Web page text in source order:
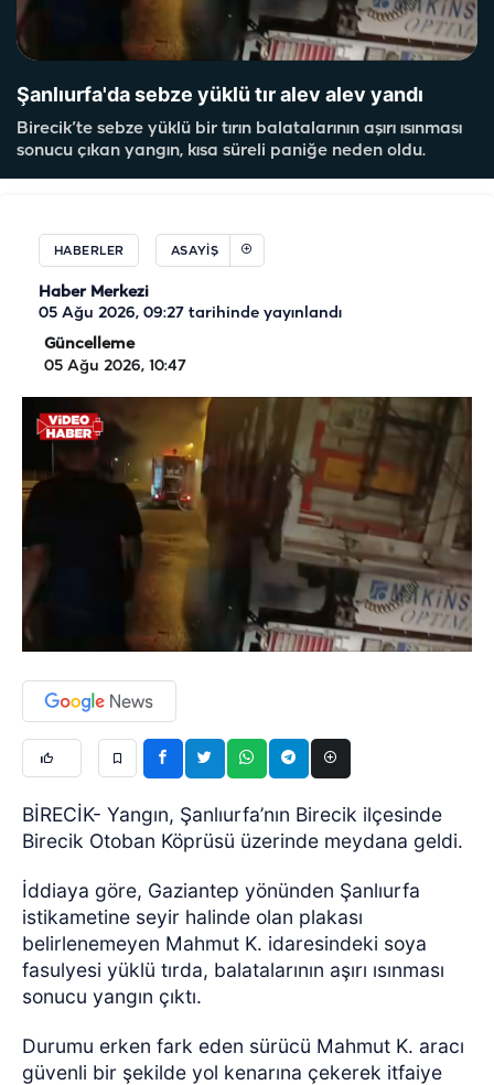
Şanlıurfa'da sebze yüklü tır alev alev yandı
Birecik’te sebze yüklü bir tırın balatalarının aşırı ısınması
sonucu çıkan yangın, kısa süreli paniğe neden oldu.
HABERLER ASAYIŞ
Haber Merkezi
05 Ağu 2026, 09:27 tarihinde yayınlandı
Güncelleme
05 Ağu 2026, 10:47
BİRECİK- Yangın, Şanlıurfa’nın Birecik ilçesinde
Birecik Otoban Köprüsü üzerinde meydana geldi.
İddiaya göre, Gaziantep yönünden Şanlıurfa
istikametine seyir halinde olan plakası
belirlenemeyen Mahmut K. idaresindeki soya
fasulyesi yüklü tırda, balatalarının aşırı ısınması
sonucu yangın çıktı.
Durumu erken fark eden sürücü Mahmut K. aracı
güvenli bir şekilde yol kenarına çekerek itfaiye